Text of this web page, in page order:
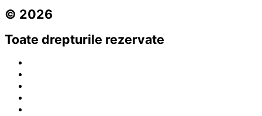
© 2026
Toate drepturile rezervate